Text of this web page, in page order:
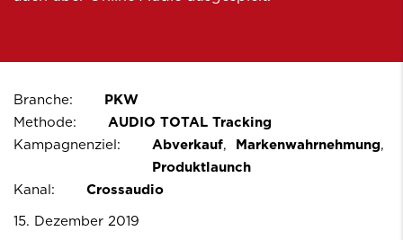
Branche:
PKW
Methode:
AUDIO TOTAL Tracking
Kampagnenziel:
Abverkauf
Markenwahrnehmung
Produktlaunch
Kanal:
Crossaudio
15. Dezember 2019